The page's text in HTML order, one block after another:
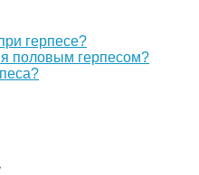
герпесе?
половым герпесом?